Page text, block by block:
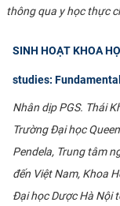
thông qua y học thực
SINH HOẠT KHOA
studies:
Nhân dịp PGS. Thái
Trường Đại học
Pendela, Trung tâm
đến Việt Nam, Khoa
Đại học Dược Hà Nội